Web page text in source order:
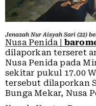
Jenazah Nur Aisyah Sari (22)
Nusa Penida |
dilaporkan terseret
Nusa Penida pada
sekitar pukul 17.00
tersebut dilaporkan
Bunga Mekar, Nusa